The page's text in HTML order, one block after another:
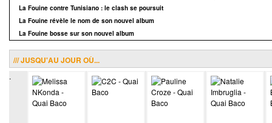
La Fouine contre Tunisiano : le clash se poursuit
La Fouine révèle le nom de son nouvel album
La Fouine bosse sur son nouvel album
/// JUSQU'AU JOUR OÙ...
.